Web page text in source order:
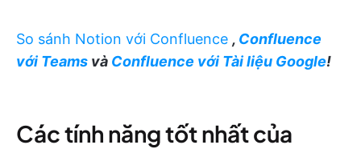
So sánh Notion với Confluence , Confluence
với Teams và Confluence với Tài liệu Google!
Các tính năng tốt nhất của